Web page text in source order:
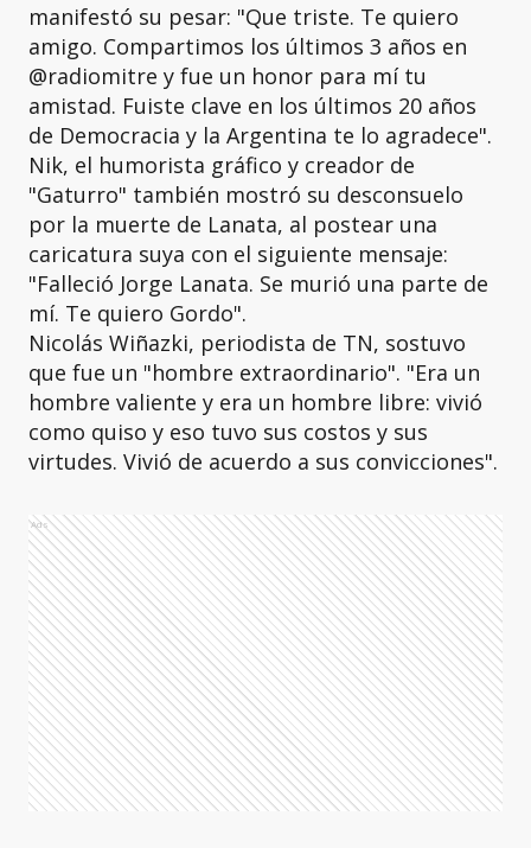
manifestó su pesar: "Que triste. Te quiero
amigo. Compartimos los últimos 3 años en
@radiomitre y fue un honor para mí tu
amistad. Fuiste clave en los últimos 20 años
de Democracia y la Argentina te lo agradece".
Nik, el humorista gráfico y creador de
"Gaturro" también mostró su desconsuelo
por la muerte de Lanata, al postear una
caricatura suya con el siguiente mensaje:
"Falleció Jorge Lanata. Se murió una parte de
mí. Te quiero Gordo".
Nicolás Wiñazki, periodista de TN, sostuvo
que fue un "hombre extraordinario". "Era un
hombre valiente y era un hombre libre: vivió
como quiso y eso tuvo sus costos y sus
virtudes. Vivió de acuerdo a sus convicciones".
Ads